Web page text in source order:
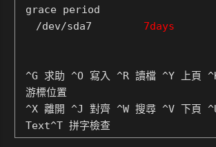
grace period
/dev/sda7 7days
^G 求助 ^O 寫入 ^R 讀檔 ^Y 上頁
游標位置
^X 離開 ^J 對齊 ^W 搜尋 ^V 下頁
Text^T 拼字檢查